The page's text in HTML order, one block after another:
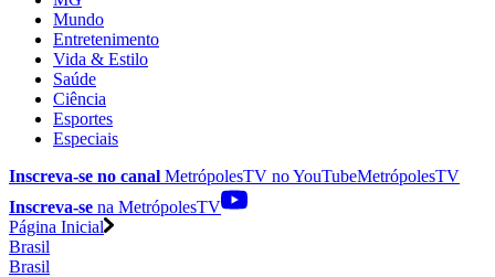
Mundo
Entretenimento
Vida & Estilo
Saúde
Ciência
Esportes
Especiais
Inscreva-se no canal MetrópolesTV noYouTubeMetrópolesTV
Inscreva-se na MetrópolesTV
Página Inicial
Brasil
Brasil